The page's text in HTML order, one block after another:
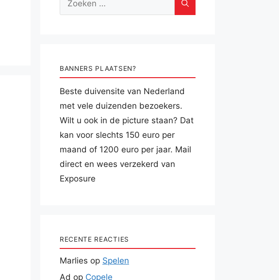
BANNERS PLAATSEN?
Beste duivensite van Nederland
met vele duizenden bezoekers.
Wilt u ook in de picture staan? Dat
kan voor slechts 150 euro per
maand of 1200 euro per jaar. Mail
direct en wees verzekerd van
Exposure
RECENTE REACTIES
Marlies op Spelen
Ad op Copele